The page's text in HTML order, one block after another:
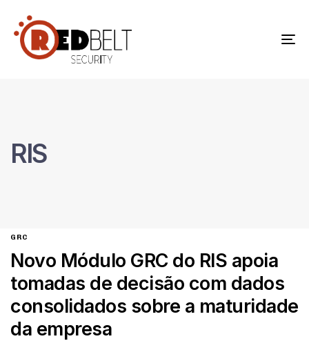
RIS
GRC
Novo Módulo GRC do RIS apoia
tomadas de decisão com dados
consolidados sobre a maturidade
da empresa